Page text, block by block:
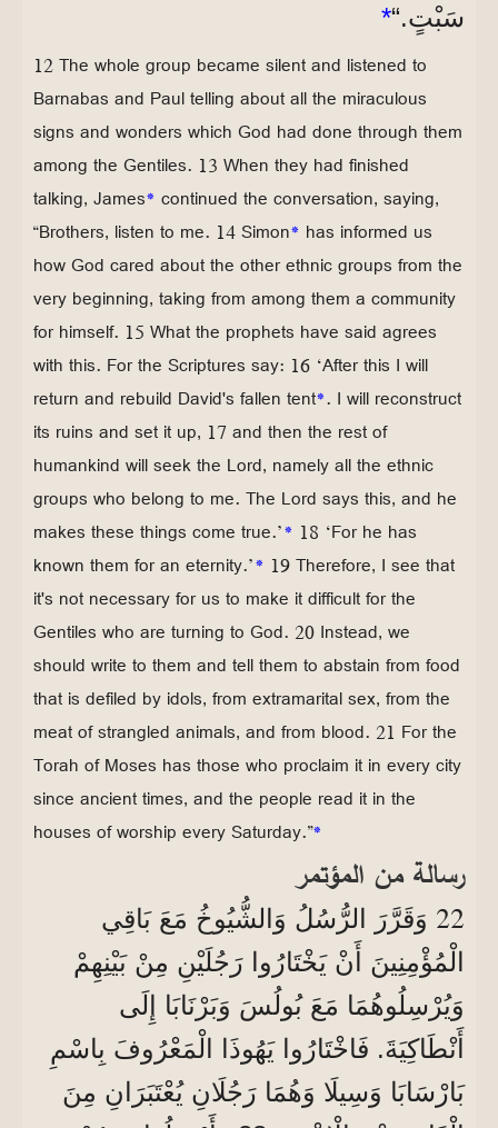
سَبْتٍ.“*
12 The whole group became silent and listened to
Barnabas and Paul telling about all the miraculous
signs and wonders which God had done through them
among the Gentiles. 13 When they had finished
talking, James* continued the conversation, saying,
“Brothers, listen to me. 14 Simon* has informed us
how God cared about the other ethnic groups from the
very beginning, taking from among them a community
for himself. 15 What the prophets have said agrees
with this. For the Scriptures say: 16 ‘After this I will
return and rebuild David's fallen tent*. I will reconstruct
its ruins and set it up, 17 and then the rest of
humankind will seek the Lord, namely all the ethnic
groups who belong to me. The Lord says this, and he
makes these things come true.’* 18 ‘For he has
known them for an eternity.’* 19 Therefore, I see that
it's not necessary for us to make it difficult for the
Gentiles who are turning to God. 20 Instead, we
should write to them and tell them to abstain from food
that is defiled by idols, from extramarital sex, from the
meat of strangled animals, and from blood. 21 For the
Torah of Moses has those who proclaim it in every city
since ancient times, and the people read it in the
houses of worship every Saturday.”*
رسالة من المؤتمر
22 وَقَرَّرَ الرُّسُلُ وَالشُّيُوخُ مَعَ بَاقِي
الْمُؤْمِنِينَ أَنْ يَخْتَارُوا رَجُلَيْنِ مِنْ بَيْنِهِمْ
وَيُرْسِلُوهُمَا مَعَ بُولُسَ وَبَرْنَابَا إِلَى
أَنْطَاكِيَةَ. فَاخْتَارُوا يَهُوذَا الْمَعْرُوفَ بِاسْمِ
بَارْسَابَا وَسِيلَا وَهُمَا رَجُلَانِ يُعْتَبَرَانِ مِنَ